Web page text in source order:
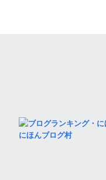
にほんブログ村